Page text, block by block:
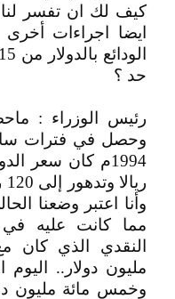
كيف لك ان تفسر
ايضا اجراءات
حد ؟
رئيس الوزراء :
وحصل في فترات
وأنا اعتبر وضعنا
مليون دولار.. اليوم
وخمس مائة مليون